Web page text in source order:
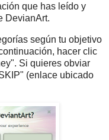
que has leído y
DevianArt.
según tu objetivo
hacer clic
Si quieres obviar
(enlace ubicado